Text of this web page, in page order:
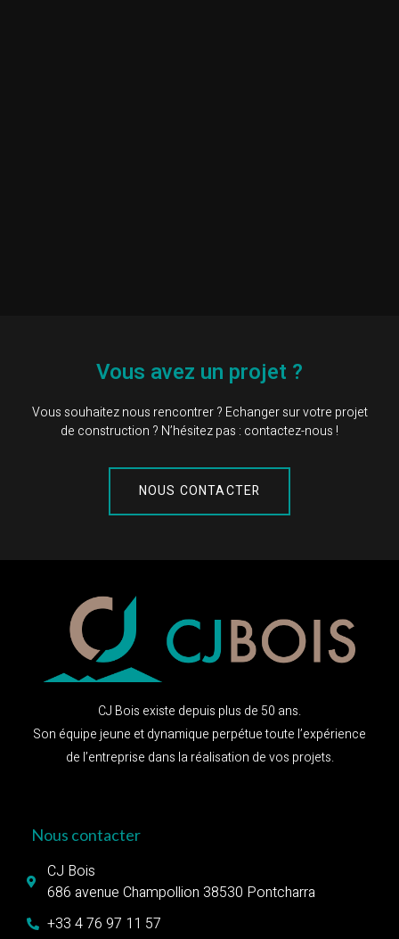
Vous avez un projet ?
Vous souhaitez nous rencontrer ? Echanger sur votre projet
de construction ? N’hésitez pas : contactez-nous !
NOUS CONTACTER
CJ Bois existe depuis plus de 50 ans.
Son équipe jeune et dynamique perpétue toute l’expérience
de l’entreprise dans la réalisation de vos projets.
Nous contacter
CJ Bois
686 avenue Champollion 38530 Pontcharra
+33 4 76 97 11 57